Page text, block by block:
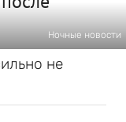
Ночные новости
не